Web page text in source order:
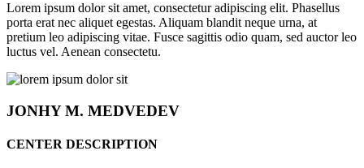
Lorem ipsum dolor sit amet, consectetur adipiscing elit. Phasellus
porta erat nec aliquet egestas. Aliquam blandit neque urna, at
pretium leo adipiscing vitae. Fusce sagittis odio quam, sed auctor leo
luctus vel. Aenean consectetu.
JONHYM. MEDVEDEV
CENTER DESCRIPTION